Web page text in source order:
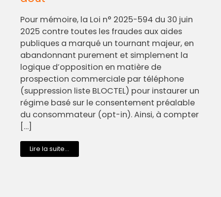
Pour mémoire, la Loi n° 2025-594 du 30 juin
2025 contre toutes les fraudes aux aides
publiques a marqué un tournant majeur, en
abandonnant purement et simplement la
logique d’opposition en matière de
prospection commerciale par téléphone
(suppression liste BLOCTEL) pour instaurer un
régime basé sur le consentement préalable
du consommateur (opt-in). Ainsi, à compter
[…]
Lire la suite...